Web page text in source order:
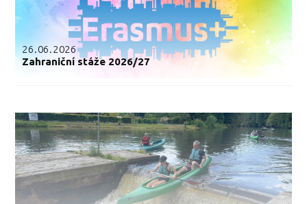
26.06.2026
Zahraniční stáže 2026/27